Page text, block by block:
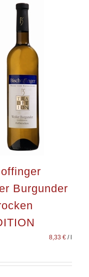
Burgunder
8,33€ /l